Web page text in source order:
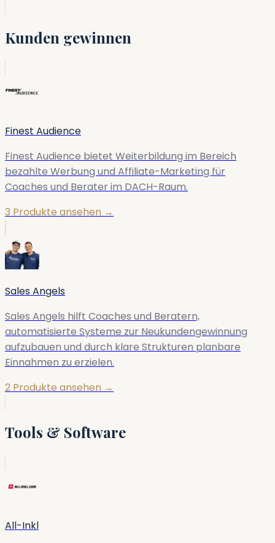
Kunden gewinnen
Finest Audience
Finest Audience bietet Weiterbildung im Bereich
bezahlte Werbung und Affiliate-Marketing für
Coaches und Berater im DACH-Raum.
3 Produkte ansehen →
Sales Angels
Sales Angels hilft Coaches und Beratern,
automatisierte Systeme zur Neukundengewinnung
aufzubauen und durch klare Strukturen planbare
Einnahmen zu erzielen.
2 Produkte ansehen →
Tools & Software
All-Inkl